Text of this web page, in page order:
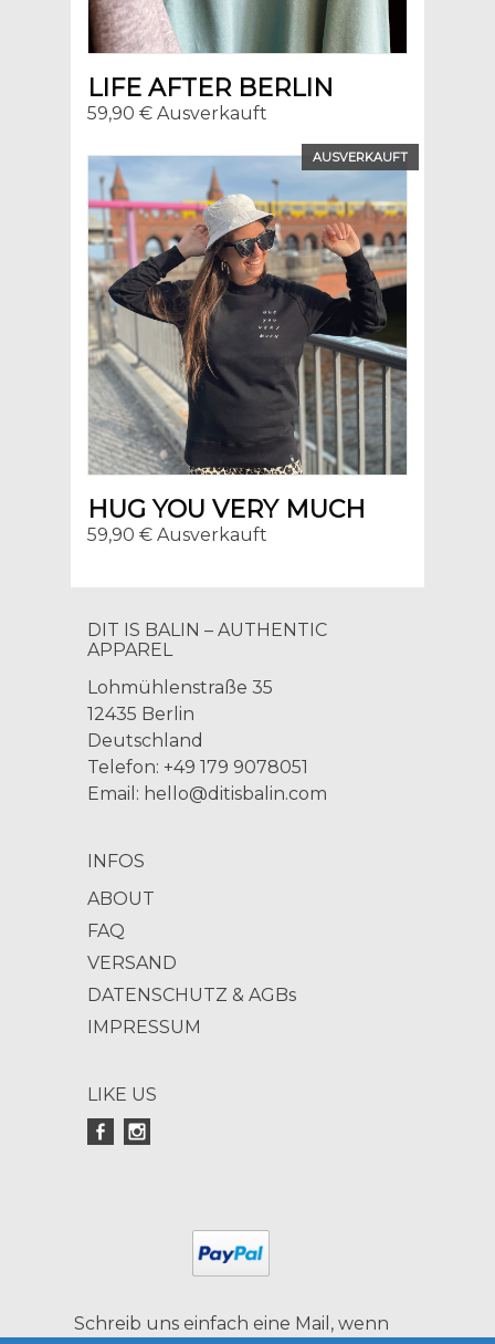
LIFE AFTER BERLIN
59,90 € Ausverkauft
AUSVERKAUFT
HUG YOU VERY MUCH
59,90 € Ausverkauft
DIT IS BALIN – AUTHENTIC
APPAREL
Lohmühlenstraße 35
12435 Berlin
Deutschland
Telefon: +49 179 9078051
Email: hello@ditisbalin.com
INFOS
ABOUT
FAQ
VERSAND
DATENSCHUTZ & AGBs
IMPRESSUM
LIKE US
Schreib uns einfach eine Mail, wenn